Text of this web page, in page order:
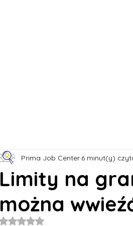
Limity na
można
Prima Job Center 6 minut(y)
Oceniono na NaN z 5 gwiazdek.